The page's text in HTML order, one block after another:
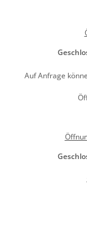
Klicken,
Auf Anfrage
Klicken,